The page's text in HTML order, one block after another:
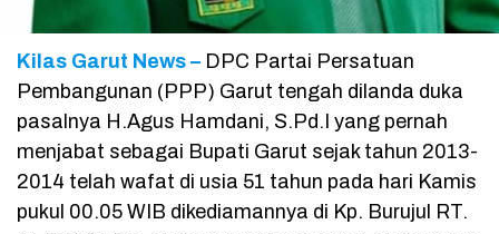
Kilas Garut News – DPC Partai Persatuan
Pembangunan (PPP) Garut tengah dilanda duka
pasalnya H.Agus Hamdani, S.Pd.I yang pernah
menjabat sebagai Bupati Garut sejak tahun 2013-
2014 telah wafat di usia 51 tahun pada hari Kamis
pukul 00.05 WIB dikediamannya di Kp. Burujul RT.